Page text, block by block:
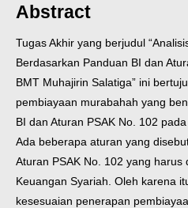
Abstract
Tugas Akhir yang berjudul
Berdasarkan Panduan BI dan
BMT Muhajirin Salatiga” ini
pembiayaan murabahah yang
BI dan Aturan PSAK No. 102
Ada beberapa aturan yang
Aturan PSAK No. 102 yang
Keuangan Syariah. Oleh karena
kesesuaian penerapan